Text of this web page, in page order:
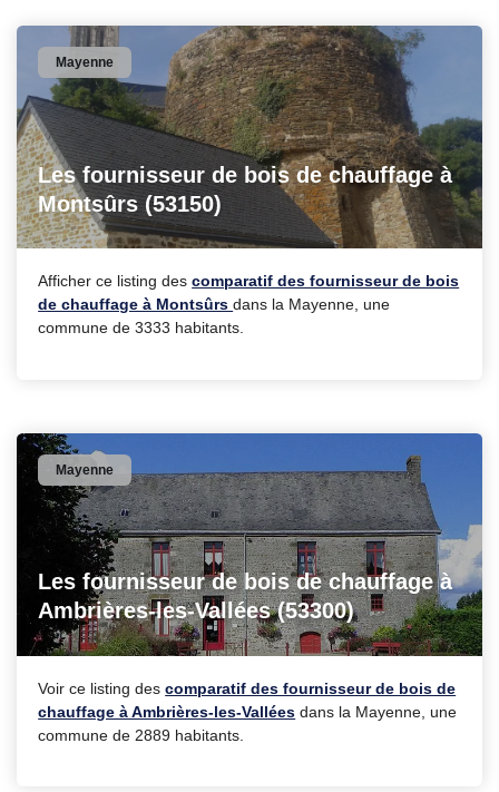
Les fournisseur de bois de chauffage à
Montsûrs (53150)
Mayenne
Afficher ce listing descomparatif des fournisseur de bois
de chauffage à Montsûrsdans la Mayenne, une
commune de 3333 habitants.
Les fournisseur de bois de chauffage à
Ambrières-les-Vallées (53300)
Mayenne
Voir ce listing descomparatif des fournisseur de bois de
chauffage à Ambrières-les-Vallées dans la Mayenne, une
commune de 2889 habitants.